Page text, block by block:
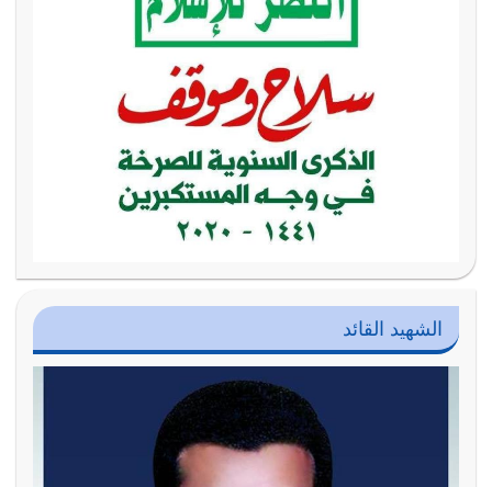
الشهيد القائد